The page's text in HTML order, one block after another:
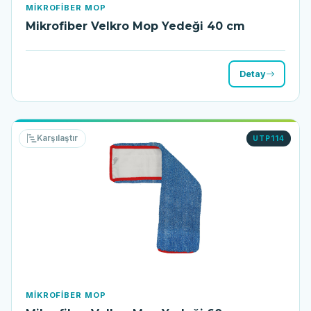
MIKROFIBER MOP
Mikrofiber Velkro Mop Yedeği 40 cm
Detay
UTP114
Karşılaştır
MIKROFIBER MOP